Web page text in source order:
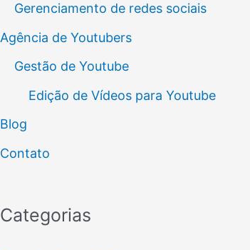
Gerenciamento de redes sociais
Agência de Youtubers
Gestão de Youtube
Edição de Vídeos para Youtube
Blog
Contato
Categorias